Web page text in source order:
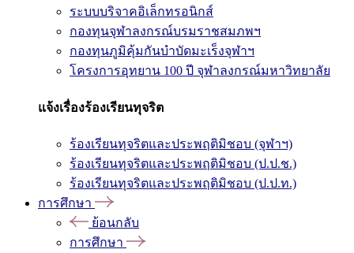
ระบบบริจาคอิเล็กทรอนิกส์
กองทุนจุฬาลงกรณ์บรมราชสมภพฯ
กองทุนภูมิคุ้มกันบำบัดมะเร็งจุฬาฯ
โครงการอุทยาน 100 ปี จุฬาลงกรณ์มหาวิทยาลัย
แจ้งเรื่องร้องเรียนทุจริต
ร้องเรียนทุจริตและประพฤติมิชอบ (จุฬาฯ)
ร้องเรียนทุจริตและประพฤติมิชอบ (ป.ป.ช.)
ร้องเรียนทุจริตและประพฤติมิชอบ (ป.ป.ท.)
การศึกษา
ย้อนกลับ
การศึกษา